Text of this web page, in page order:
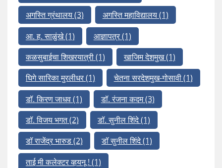
अगस्ति ग्रंथालय(3) अगस्ति महाविद्यालय(1)
आ. ह. साळुंखे(1) आज्ञापत्र(1)
कळसुबाईचा शिखरयात्री(1) खाजिम देशमुख(1)
घिगे सारिका मुरलीधर(1) चेतना सरदेशमुख-गोसावी(1)
डॉ. किरण जाधव(1) डॉ. रंजना कदम(3)
डॉ. विजय भगत(2) डॉ. सुनील शिंदे(1)
डॉ राजेंद्र भारुड(2) डॉ सुनील शिंदे(1)
ताई मी कलेक्टर व्हयनू ! (1)